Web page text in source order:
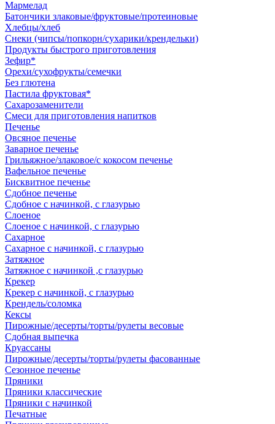
Мармелад
Батончики злаковые/фруктовые/протеиновые
Хлебцы/хлеб
Снеки (чипсы/попкорн/сухарики/крендельки)
Продукты быстрого приготовления
Зефир*
Орехи/сухофрукты/семечки
Без глютена
Пастила фруктовая*
Сахарозаменители
Смеси для приготовления напитков
Печенье
Овсяное печенье
Заварное печенье
Грильяжное/злаковое/с кокосом печенье
Вафельное печенье
Бисквитное печенье
Сдобное печенье
Сдобное с начинкой, с глазурью
Слоеное
Слоеное с начинкой, с глазурью
Сахарное
Сахарное с начинкой, с глазурью
Затяжное
Затяжное с начинкой ,с глазурью
Крекер
Крекер с начинкой, с глазурью
Крендель/соломка
Кексы
Пирожные/десерты/торты/рулеты весовые
Сдобная выпечка
Круассаны
Пирожные/десерты/торты/рулеты фасованные
Сезонное печенье
Пряники
Пряники классические
Пряники с начинкой
Печатные